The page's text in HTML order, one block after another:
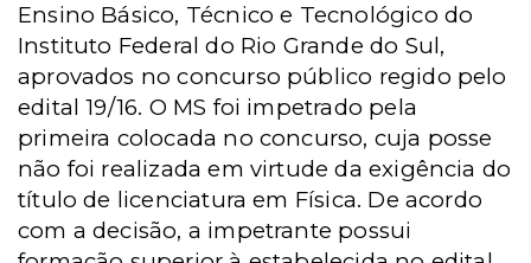
Ensino Básico, Técnico e Tecnológico do
Instituto Federal do Rio Grande do Sul,
aprovados no concurso público regido pelo
edital 19/16. O MS foi impetrado pela
primeira colocada no concurso, cuja posse
não foi realizada em virtude da exigência do
título de licenciatura em Física. De acordo
com a decisão, a impetrante possui